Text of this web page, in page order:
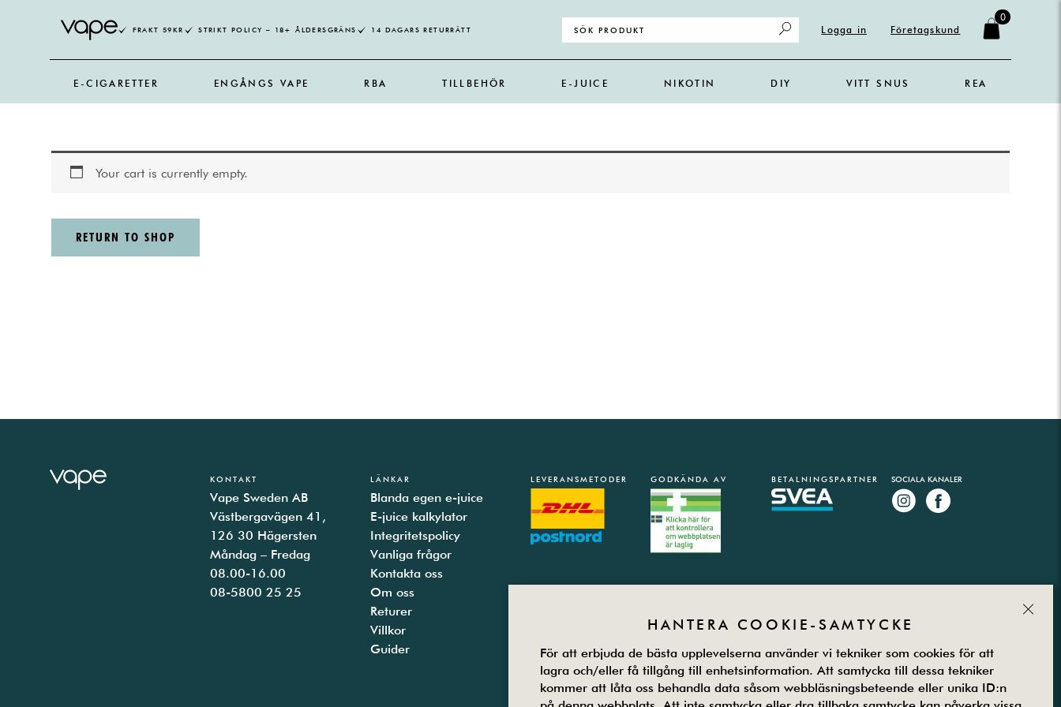
FRAKT 59KR STRIKT POLICY – 18+ ÅLDERSGRÄNS 14 DAGARS RETURRÄTT
Search
Logga in Företagskund
0
E-CIGARETTER ENGÅNGS VAPE RBA TILLBEHÖR E-JUICE NIKOTIN DIY VITT SNUS REA
Your cart is currently empty.
RETURN TO SHOP
KONTAKT
Vape Sweden AB
Västbergavägen 41,
126 30 Hägersten
Måndag – Fredag
08.00-16.00
08-5800 25 25
LÄNKAR
Blanda egen e-juice
E-juice kalkylator
Integritetspolicy
Vanliga frågor
Kontakta oss
Om oss
Returer
Villkor
Guider
LEVERANSMETODER GODKÄNDA AV BETALNINGSPARTNER SOCIALA KANALER
HANTERA COOKIE-SAMTYCKE
För att erbjuda de bästa upplevelserna använder vi tekniker som cookies för att
lagra och/eller få tillgång till enhetsinformation. Att samtycka till dessa tekniker
kommer att låta oss behandla data såsom webbläsningsbeteende eller unika ID:n